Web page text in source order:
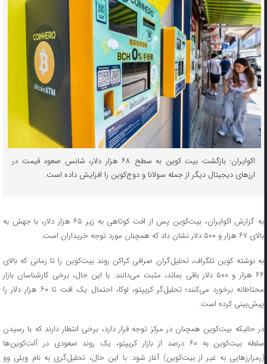
اکوایران: بازگشت بیت کوین به سطح ۶۸ هزار دلار، شانس صعود قیمت در
ارزهای دیجیتال دیگر از جمله سولانا و دوج‌کوین را افزایش داده است.
به گزارش اکوایران، بیت‌کوین پس از افت کوتاهی به زیر ۶۵ هزار دلار، با جهش به
بالای ۶۷ هزار و ۵۰۰ دلار نشان داد که همچنان مورد توجه خریداران است.
به نوشته کوین تلگراف، تحلیل‌گران صرافی کراکن روند بیت‌کوین را تا زمانی که بالای
۶۶ هزار و ۵۰۰ دلار باقی بماند، مثبت می‌دانند. با این حال، برخی کارشناسان بازار
محتاطانه برخورد می‌کنند؛ تحلیل‌گر کریپتو، لوکا، احتمال یک افت تا ۶۰ هزار دلار را
پیش‌بینی کرده است.
در حالیکه بیت‌کوین همچنان در مرکز توجه قرار دارد، برخی انتظار دارند که با رسیدن
سلطه بیت‌کوین به ۶۰ درصد از بازار کریپتو، یک روند صعودی در آلت‌کوین‌ها
(رمزارزهایی به غیر از بیت‌کوین) آغاز شود. با این حال، تحلیل‌گری به نام ویلی وو